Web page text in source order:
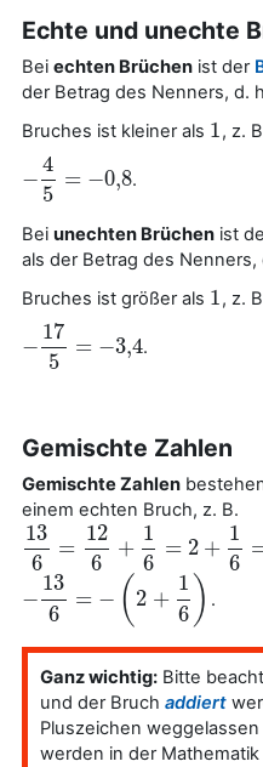
Echte und unechte
Bei echten Brüchen ist der
der Betrag des Nenners, d.
Bruches ist kleiner als 1
1 , z.
−
4
5
= −0,8
−45 =−0,8 .
Bei unechten Brüchen ist
als der Betrag des
Bruches ist größer als 1
1 , z.
−
17
5
= −3,4
−175= −3 ,4 .
Gemischte Zahlen
Gemischte Zahlen
einem echten Bruch, z. B.
13
6
=
12
6
+
1
6
= 2 +
1
6
136 =12 6+1 6= 2+ 16=2 16
−
13
6
= − ( 2 +
1
6 )
−136= −( 2+ 1 ) .
Ganz wichtig: Bitte
und der Bruch addiert
Pluszeichen
werden in der